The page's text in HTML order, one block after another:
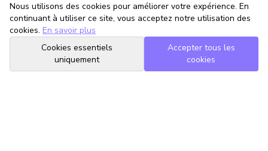
Nous utilisons des cookies pour améliorer votre expérience. En
continuant à utiliser ce site, vous acceptez notre utilisation des
cookies. En savoir plus
Cookies essentiels
uniquement
Accepter tous les
cookies